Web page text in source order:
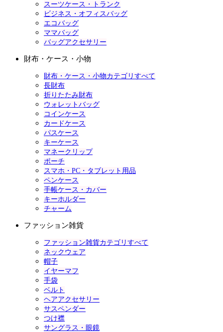
スーツケース・トランク
ビジネス・オフィスバッグ
エコバッグ
ママバッグ
バッグアクセサリー
財布・ケース・小物
財布・ケース・小物カテゴリすべて
長財布
折りたたみ財布
ウォレットバッグ
コインケース
カードケース
パスケース
キーケース
マネークリップ
ポーチ
スマホ・PC・タブレット用品
ペンケース
手帳ケース・カバー
キーホルダー
チャーム
ファッション雑貨
ファッション雑貨カテゴリすべて
ネックウェア
帽子
イヤーマフ
手袋
ベルト
ヘアアクセサリー
サスペンダー
つけ襟
サングラス・眼鏡